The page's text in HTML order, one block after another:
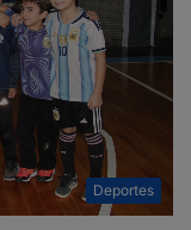
Deportes